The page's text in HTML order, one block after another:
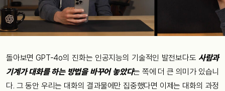
돌아보면 GPT-4o의 진화는 인공지능의 기술적인 발전보다도 사람과
기계가 대화를 하는 방법을 바꾸어 놓았다는 쪽에 더 큰 의미가 있습니
다. 그 동안 우리는 대화의 결과물에만 집중했다면 이제는 대화의 과정